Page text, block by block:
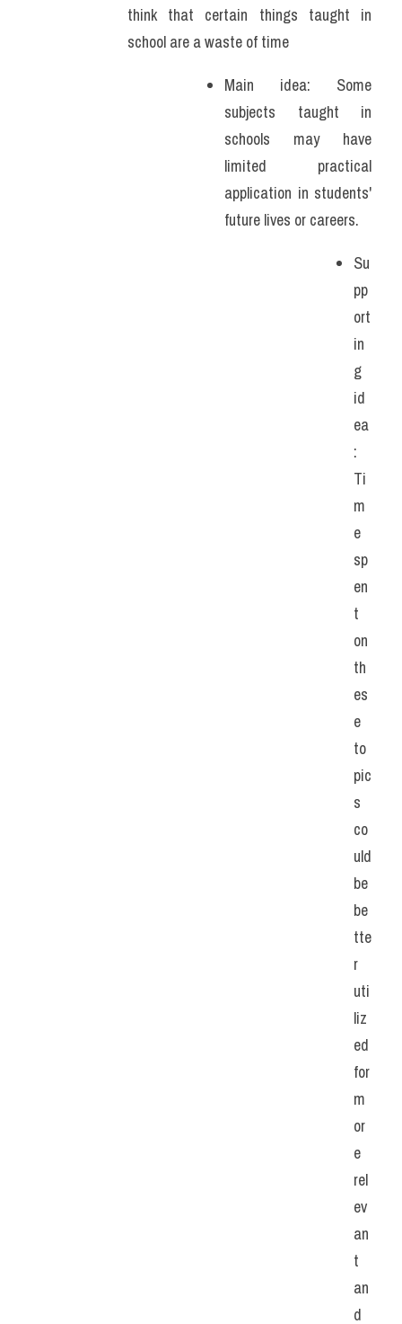
think that certain things taught in
school are a waste of time
Main idea: Some
subjects taught in
schools may have
limited practical
application in students'
future lives or careers.
Su
pp
ort
in
g
id
ea
:
Ti
m
e
sp
en
t
on
th
es
e
to
pic
s
co
uld
be
be
tte
r
uti
liz
ed
for
m
or
e
rel
ev
an
t
an
d